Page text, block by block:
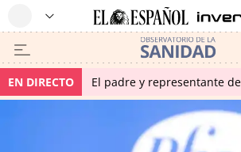
EN DIRECTO El padre y representante